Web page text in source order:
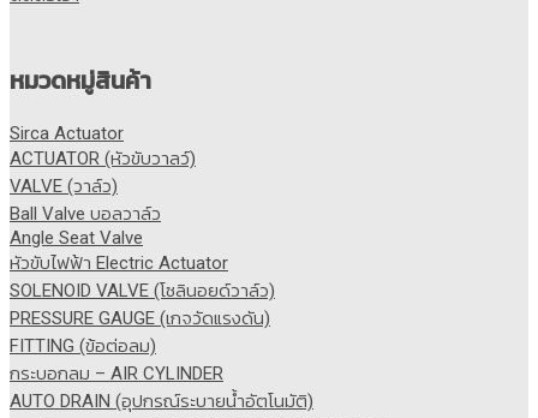
หมวดหมู่สินค้า
Sirca Actuator
ACTUATOR (หัวขับวาลว์)
VALVE (วาล์ว)
Ball Valve บอลวาล์ว
Angle Seat Valve
หัวขับไฟฟ้า Electric Actuator
SOLENOID VALVE (โซลินอยด์วาล์ว)
PRESSURE GAUGE (เกจวัดแรงดัน)
FITTING (ข้อต่อลม)
กระบอกลม – AIR CYLINDER
AUTO DRAIN (อุปกรณ์ระบายน้ำอัตโนมัติ)